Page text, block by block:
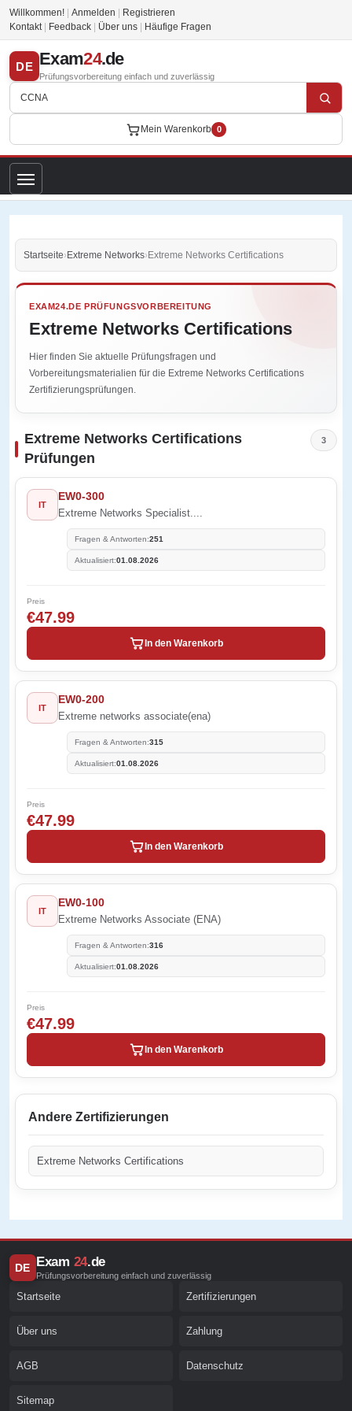
Willkommen! Anmelden
Registrieren
Kontakt
Feedback Über uns Häufige Fragen
DE Exam24.de
Prüfungsvorbereitung einfach und zuverlässig
Mein Warenkorb 0
Startseite›Extreme Networks›Extreme Networks Certifications
EXAM24.DE PRÜFUNGSVORBEREITUNG
Extreme Networks Certifications
Hier finden Sie aktuelle Prüfungsfragen und
Vorbereitungsmaterialien für die Extreme Networks Certifications
Zertifizierungsprüfungen.
Extreme Networks Certifications
Prüfungen
3
IT
EW0-300
Extreme Networks Specialist....
Fragen & Antworten:251
Aktualisiert:01.08.2026
Preis
€47.99
In den Warenkorb
IT
EW0-200
Extreme networks associate(ena)
Fragen & Antworten:315
Aktualisiert:01.08.2026
Preis
€47.99
In den Warenkorb
IT
EW0-100
Extreme Networks Associate (ENA)
Fragen & Antworten:316
Aktualisiert:01.08.2026
Preis
€47.99
In den Warenkorb
Andere Zertifizierungen
Extreme Networks Certifications
DE Exam 24.de
Prüfungsvorbereitung einfach und zuverlässig
Startseite Zertifizierungen
Über uns Zahlung
AGB Datenschutz
Sitemap